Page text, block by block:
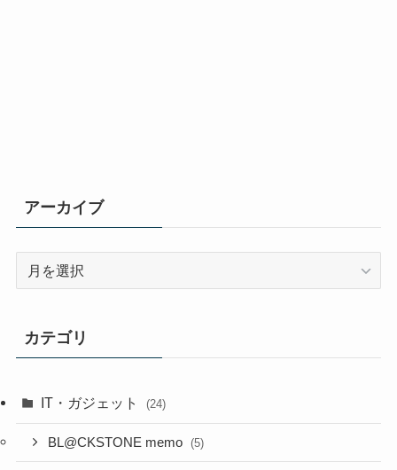
アーカイブ
ブ
カテゴリ
IT・ガジェット (24)
BL@CKSTONE memo (5)